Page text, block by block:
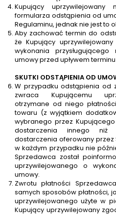
Kupujący
formularza odstąpienia od
Regulaminu, jednak nie jest to
Aby zachować termin do
że Kupujący
wykonania
umowy przed upływem
SKUTKI ODSTĄPIENIA OD
W przypadku odstąpienia od
zwraca Kupującemu
otrzymane od niego
towaru (z wyjątkiem
wybranego przez
dostarczenia innego niż
dostarczenia oferowany przez
w każdym przypadku nie
Sprzedawca został
uprzywilejowanego o
umowy.
Zwrotu płatności
samych sposobów płatności,
uprzywilejowanego użyte w
Kupujący uprzywilejowany